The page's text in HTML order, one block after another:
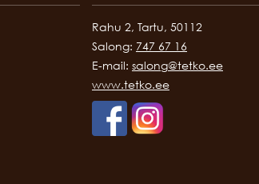
Rahu 2, Tartu, 50112
Salong: 747 67 16
E-mail: salong@tetko.ee
www.tetko.ee